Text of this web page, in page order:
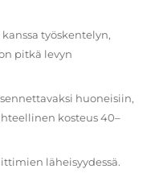
työskentelyn,
pitkä levyn
huoneisiin,
kosteus 40–
läheisyydessä.